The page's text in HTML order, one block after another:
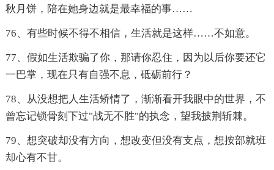
秋月饼，陪在她身边就是最幸福的事……
76、有些时候不得不相信，生活就是这样……不如意。
77、假如生活欺骗了你，那请你忍住，因为以后你要还它
一巴掌，现在只有自强不息，砥砺前行？
78、从没想把人生活矫情了，渐渐看开我眼中的世界，不
曾忘记锁骨刻下过"战无不胜"的执念，望我披荆斩棘。
79、想突破却没有方向，想改变但没有支点，想按部就班
却心有不甘。